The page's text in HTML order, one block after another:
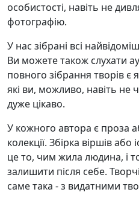
особистості, навіть не
фотографію.
У нас зібрані всі
Ви можете також слухати
повного зібрання творів є
які ви, можливо, навіть не
дуже цікаво.
У кожного автора є проза
колекції. Збірка віршів або
це то, чим жила людина, і
залишити після себе.
саме така - з видатними